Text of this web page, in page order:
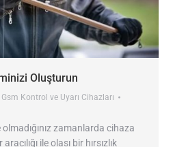
Oluşturun
Gsm Kontrol ve Uyarı Cihazları
zamanlarda cihaza
ile olası bir hırsızlık